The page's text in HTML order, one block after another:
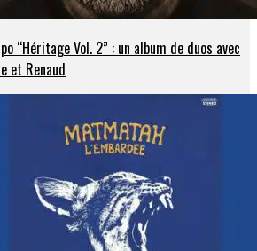
“Héritage Vol. 2” : un album de duos avec
et Renaud